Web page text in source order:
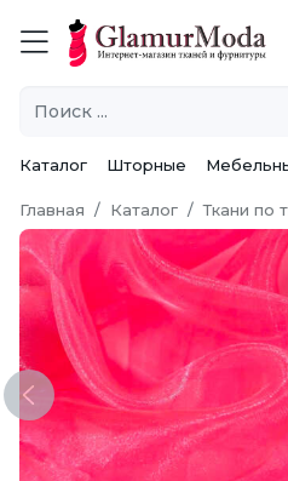
Каталог Шторные
Главная Каталог Ткани по
Previous